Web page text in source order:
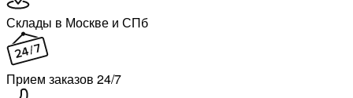
Склады в Москве и СПб
Прием заказов 24/7